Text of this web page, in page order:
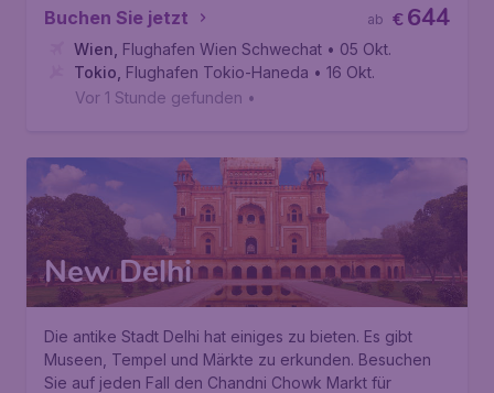
Buchen Sie jetzt €644
ab
Wien Flughafen Wien Schwechat • 05 Okt.
Tokio Flughafen Tokio-Haneda • 16 Okt.
Vor 1 Stunde gefunden •
New Delhi
Die antike Stadt Delhi hat einiges zu bieten. Es gibt
Museen, Tempel und Märkte zu erkunden. Besuchen
Sie auf jeden Fall den Chandni Chowk Markt für